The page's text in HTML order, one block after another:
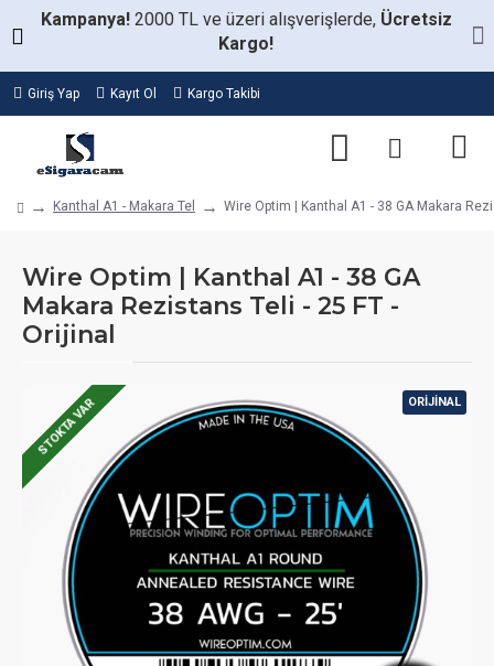
Kampanya! 2000 TL ve üzeri alışverişlerde, Ücretsiz
Kargo!
Giriş Yap Kayıt Ol Kargo Takibi
Kanthal A1 - Makara Tel Wire Optim | Kanthal A1 - 38 GA Makara
Wire Optim | Kanthal A1 - 38 GA
Makara Rezistans Teli - 25 FT -
Orijinal
STOKTA VAR ORIJINAL